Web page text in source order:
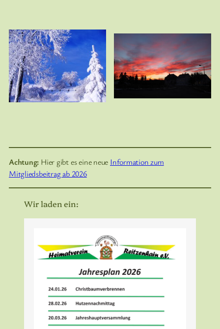
Achtung: Hier gibt es eine neue Information zum
Mitgliedsbeitrag ab 2026
Wir laden ein: